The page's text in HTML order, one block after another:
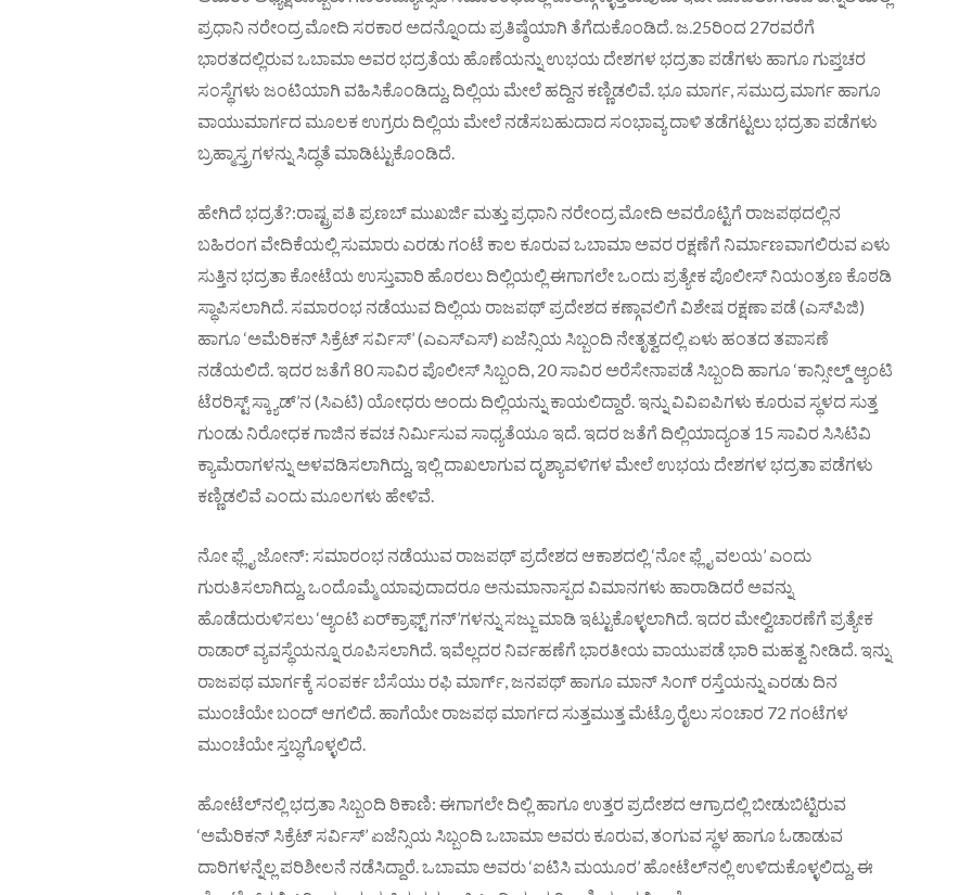
ಪ್ರಧಾನಿ ನರೇಂದ್ರ ಮೋದಿ ಸರಕಾರ ಅದನ್ನೊಂದು ಪ್ರತಿಷ್ಠೆಯಾಗಿ ತೆಗೆದುಕೊಂಡಿದೆ. ಜ.25ರಿಂದ 27ರವರೆಗೆ
ಭಾರತದಲ್ಲಿರುವ ಒಬಾಮಾ ಅವರ ಭದ್ರತೆಯ ಹೊಣೆಯನ್ನು ಉಭಯ ದೇಶಗಳ ಭದ್ರತಾ ಪಡೆಗಳು ಹಾಗೂ ಗುಪ್ತಚರ
ಸಂಸ್ಥೆಗಳು ಜಂಟಿಯಾಗಿ ವಹಿಸಿಕೊಂಡಿದ್ದು, ದಿಲ್ಲಿಯ ಮೇಲೆ ಹದ್ದಿನ ಕಣ್ಣಿಡಲಿವೆ. ಭೂ ಮಾರ್ಗ, ಸಮುದ್ರ ಮಾರ್ಗ ಹಾಗೂ
ವಾಯುಮಾರ್ಗದ ಮೂಲಕ ಉಗ್ರರು ದಿಲ್ಲಿಯ ಮೇಲೆ ನಡೆಸಬಹುದಾದ ಸಂಭಾವ್ಯ ದಾಳಿ ತಡೆಗಟ್ಟಲು ಭದ್ರತಾ ಪಡೆಗಳು
ಬ್ರಹ್ಮಾಸ್ತ್ರಗಳನ್ನು ಸಿದ್ಧತೆ ಮಾಡಿಟ್ಟುಕೊಂಡಿದೆ.
ಹೇಗಿದೆ ಭದ್ರತೆ?:ರಾಷ್ಟ್ರಪತಿ ಪ್ರಣಬ್ ಮುಖರ್ಜಿ ಮತ್ತು ಪ್ರಧಾನಿ ನರೇಂದ್ರ ಮೋದಿ ಅವರೊಟ್ಟಿಗೆ ರಾಜಪಥದಲ್ಲಿನ
ಬಹಿರಂಗ ವೇದಿಕೆಯಲ್ಲಿ ಸುಮಾರು ಎರಡು ಗಂಟೆ ಕಾಲ ಕೂರುವ ಒಬಾಮಾ ಅವರ ರಕ್ಷಣೆಗೆ ನಿರ್ಮಾಣವಾಗಲಿರುವ ಏಳು
ಸುತ್ತಿನ ಭದ್ರತಾ ಕೋಟೆಯ ಉಸ್ತುವಾರಿ ಹೊರಲು ದಿಲ್ಲಿಯಲ್ಲಿ ಈಗಾಗಲೇ ಒಂದು ಪ್ರತ್ಯೇಕ ಪೊಲೀಸ್ ನಿಯಂತ್ರಣ ಕೊಠಡಿ
ಸ್ಥಾಪಿಸಲಾಗಿದೆ. ಸಮಾರಂಭ ನಡೆಯುವ ದಿಲ್ಲಿಯ ರಾಜಪಥ್ ಪ್ರದೇಶದ ಕಣ್ಗಾವಲಿಗೆ ವಿಶೇಷ ರಕ್ಷಣಾ ಪಡೆ (ಎಸ್‌ಪಿಜಿ)
ಹಾಗೂ ‘ಅಮೆರಿಕನ್ ಸಿಕ್ರೆಟ್ ಸರ್ವಿಸ್’ (ಎಎಸ್‌ಎಸ್) ಏಜೆನ್ಸಿಯ ಸಿಬ್ಬಂದಿ ನೇತೃತ್ವದಲ್ಲಿ ಏಳು ಹಂತದ ತಪಾಸಣೆ
ನಡೆಯಲಿದೆ. ಇದರ ಜತೆಗೆ 80 ಸಾವಿರ ಪೊಲೀಸ್ ಸಿಬ್ಬಂದಿ, 20 ಸಾವಿರ ಅರೆಸೇನಾಪಡೆ ಸಿಬ್ಬಂದಿ ಹಾಗೂ ‘ಕಾನ್ಸೀಲ್ಡ್ ಆ್ಯಂಟಿ
ಟೆರರಿಸ್ಟ್ ಸ್ಕ್ಯಾಡ್’ನ (ಸಿಎಟಿ) ಯೋಧರು ಅಂದು ದಿಲ್ಲಿಯನ್ನು ಕಾಯಲಿದ್ದಾರೆ. ಇನ್ನು ವಿವಿಐಪಿಗಳು ಕೂರುವ ಸ್ಥಳದ ಸುತ್ತ
ಗುಂಡು ನಿರೋಧಕ ಗಾಜಿನ ಕವಚ ನಿರ್ಮಿಸುವ ಸಾಧ್ಯತೆಯೂ ಇದೆ. ಇದರ ಜತೆಗೆ ದಿಲ್ಲಿಯಾದ್ಯಂತ 15 ಸಾವಿರ ಸಿಸಿಟಿವಿ
ಕ್ಯಾಮೆರಾಗಳನ್ನು ಅಳವಡಿಸಲಾಗಿದ್ದು, ಇಲ್ಲಿ ದಾಖಲಾಗುವ ದೃಶ್ಯಾವಳಿಗಳ ಮೇಲೆ ಉಭಯ ದೇಶಗಳ ಭದ್ರತಾ ಪಡೆಗಳು
ಕಣ್ಣಿಡಲಿವೆ ಎಂದು ಮೂಲಗಳು ಹೇಳಿವೆ.
ನೋ ಫ್ಲೈ ಜೋನ್: ಸಮಾರಂಭ ನಡೆಯುವ ರಾಜಪಥ್ ಪ್ರದೇಶದ ಆಕಾಶದಲ್ಲಿ ‘ನೋ ಫ್ಲೈ ವಲಯ’ ಎಂದು
ಗುರುತಿಸಲಾಗಿದ್ದು, ಒಂದೊಮ್ಮೆ ಯಾವುದಾದರೂ ಅನುಮಾನಾಸ್ಪದ ವಿಮಾನಗಳು ಹಾರಾಡಿದರೆ ಅವನ್ನು
ಹೊಡೆದುರುಳಿಸಲು ‘ಆ್ಯಂಟಿ ಏರ್‌ಕ್ರಾಫ್ಟ್ ಗನ್’ಗಳನ್ನು ಸಜ್ಜು ಮಾಡಿ ಇಟ್ಟುಕೊಳ್ಳಲಾಗಿದೆ. ಇದರ ಮೇಲ್ವಿಚಾರಣೆಗೆ ಪ್ರತ್ಯೇಕ
ರಾಡಾರ್ ವ್ಯವಸ್ಥೆಯನ್ನೂ ರೂಪಿಸಲಾಗಿದೆ. ಇವೆಲ್ಲದರ ನಿರ್ವಹಣೆಗೆ ಭಾರತೀಯ ವಾಯುಪಡೆ ಭಾರಿ ಮಹತ್ವ ನೀಡಿದೆ. ಇನ್ನು
ರಾಜಪಥ ಮಾರ್ಗಕ್ಕೆ ಸಂಪರ್ಕ ಬೆಸೆಯು ರಫಿ ಮಾರ್ಗ್, ಜನಪಥ್ ಹಾಗೂ ಮಾನ್ ಸಿಂಗ್ ರಸ್ತೆಯನ್ನು ಎರಡು ದಿನ
ಮುಂಚೆಯೇ ಬಂದ್ ಆಗಲಿದೆ. ಹಾಗೆಯೇ ರಾಜಪಥ ಮಾರ್ಗದ ಸುತ್ತಮುತ್ತ ಮೆಟ್ರೊ ರೈಲು ಸಂಚಾರ 72 ಗಂಟೆಗಳ
ಮುಂಚೆಯೇ ಸ್ತಬ್ಧಗೊಳ್ಳಲಿದೆ.
ಹೋಟೆಲ್‌ನಲ್ಲಿ ಭದ್ರತಾ ಸಿಬ್ಬಂದಿ ಠಿಕಾಣಿ: ಈಗಾಗಲೇ ದಿಲ್ಲಿ ಹಾಗೂ ಉತ್ತರ ಪ್ರದೇಶದ ಆಗ್ರಾದಲ್ಲಿ ಬೀಡುಬಿಟ್ಟಿರುವ
‘ಅಮೆರಿಕನ್ ಸಿಕ್ರೆಟ್ ಸರ್ವಿಸ್’ ಏಜೆನ್ಸಿಯ ಸಿಬ್ಬಂದಿ ಒಬಾಮಾ ಅವರು ಕೂರುವ, ತಂಗುವ ಸ್ಥಳ ಹಾಗೂ ಓಡಾಡುವ
ದಾರಿಗಳನ್ನೆಲ್ಲ ಪರಿಶೀಲನೆ ನಡೆಸಿದ್ದಾರೆ. ಒಬಾಮಾ ಅವರು ‘ಐಟಿಸಿ ಮಯೂರ’ ಹೋಟೆಲ್‌ನಲ್ಲಿ ಉಳಿದುಕೊಳ್ಳಲಿದ್ದು, ಈ